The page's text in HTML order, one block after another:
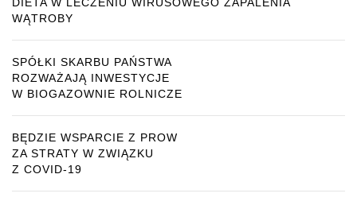
WĄTROBY
SPÓŁKI SKARBU PAŃSTWA
ROZWAŻAJĄ INWESTYCJE
W BIOGAZOWNIE ROLNICZE
BĘDZIE WSPARCIE Z PROW
ZA STRATY W ZWIĄZKU
Z COVID-19